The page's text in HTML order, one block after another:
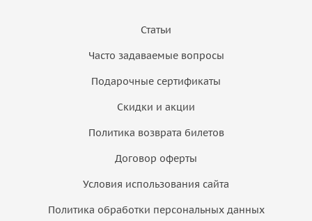
Статьи
Часто задаваемые вопросы
Подарочные сертификаты
Скидки и акции
Политика возврата билетов
Договор оферты
Условия использования сайта
Политика обработки персональных данных